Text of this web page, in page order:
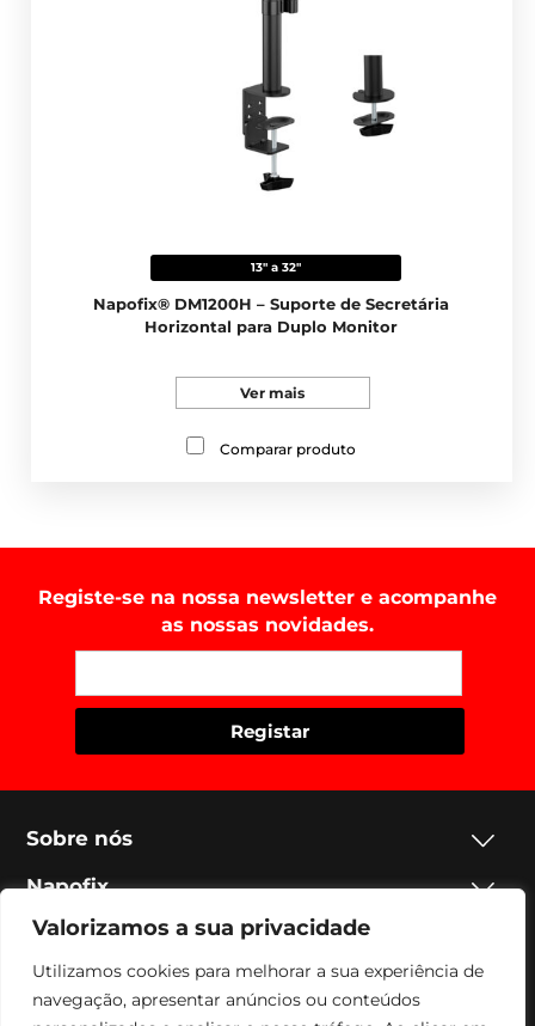
Valorizamos a sua privacidade
Utilizamos cookies para melhorar a sua experiência de
navegação, apresentar anúncios ou conteúdos
13" a 32"
Napofix® DM1200H – Suporte de Secretária
Horizontal para Duplo Monitor
Ver mais
Comparar produto
Registe-se na nossa newsletter e acompanhe
as nossas novidades.
Sobre nós
Napofix
Contactos
Legal